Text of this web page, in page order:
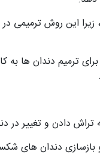
زیرا این روش
ترمیم دندان ها
دادن و تغییر در
بازسازی دندان های